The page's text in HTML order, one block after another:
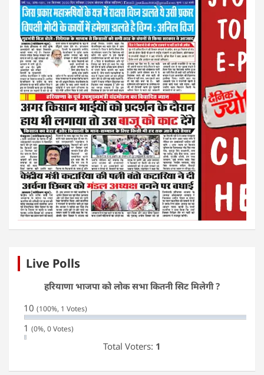
Live Polls
हरियाणा भाजपा को लोक सभा कितनी सिट मिलेगी ?
10 (100%, 1 Votes)
1 (0%, 0 Votes)
Total Voters: 1